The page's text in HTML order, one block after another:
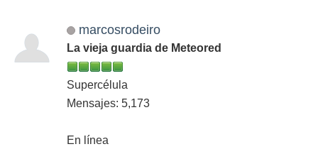
marcosrodeiro
La vieja guardia de Meteored
Supercélula
Mensajes: 5,173
En línea